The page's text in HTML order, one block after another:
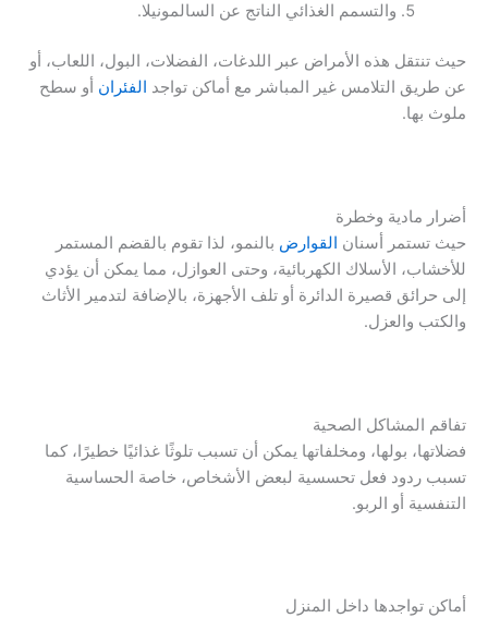
والتسمم الغذائي الناتج عن السالمونيلا.
حيث تنتقل هذه الأمراض عبر اللدغات، الفضلات، البول، اللعاب، أو
عن طريق التلامس غير المباشر مع أماكن تواجد الفئران أو سطح
ملوث بها.
أضرار مادية وخطرة
حيث تستمر أسنان القوارض بالنمو، لذا تقوم بالقضم المستمر
للأخشاب، الأسلاك الكهربائية، وحتى العوازل، مما يمكن أن يؤدي
إلى حرائق قصيرة الدائرة أو تلف الأجهزة، بالإضافة لتدمير الأثاث
والكتب والعزل.
تفاقم المشاكل الصحية
فضلاتها، بولها، ومخلفاتها يمكن أن تسبب تلوثًا غذائيًا خطيرًا، كما
تسبب ردود فعل تحسسية لبعض الأشخاص، خاصة الحساسية
التنفسية أو الربو.
أماكن تواجدها داخل المنزل